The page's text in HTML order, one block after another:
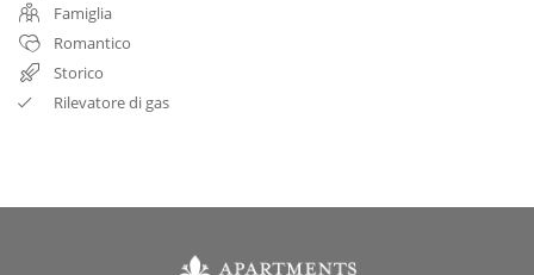
Famiglia
Romantico
Storico
Rilevatore di gas